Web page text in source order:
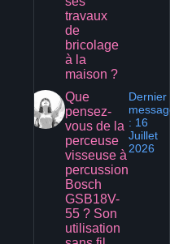
travaux
de
bricolage
à la
maison ?
Que
pensez-
vous de la
perceuse
visseuse à
percussion
Bosch
GSB18V-
55 ? Son
utilisation
Dernier
: 16
Juillet
2026